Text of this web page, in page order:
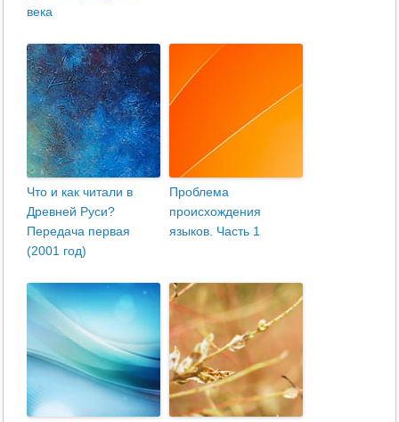
века
Что и как читали в
Древней Руси?
Передача первая
(2001 год)
Проблема
происхождения
языков. Часть 1